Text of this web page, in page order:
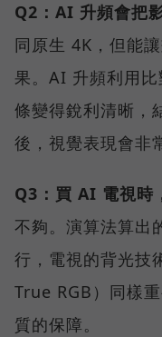
Q2：AI 升頻會把
同原生 4K，但能
果。AI 升頻利用
條變得銳利清晰，
後，視覺表現會非
Q3：買 AI 電視時
不夠。演算法算出
行，電視的背光技
True RGB）同樣
質的保障。